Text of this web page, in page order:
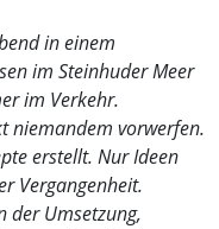
in einem
im Steinhuder Meer
im Verkehr.
niemandem vorwerfen.
erstellt. Nur Ideen
Vergangenheit.
der Umsetzung,